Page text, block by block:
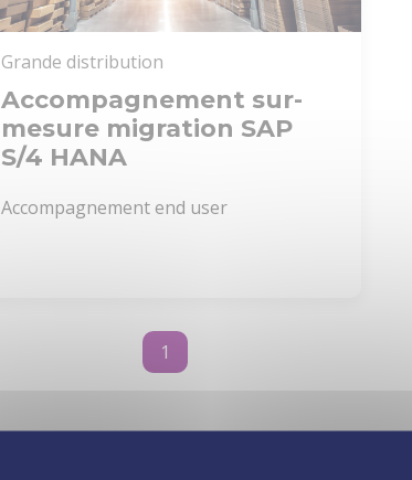
Grande distribution
Accompagnement sur-
mesure migration SAP
S/4 HANA
Accompagnement end user
1